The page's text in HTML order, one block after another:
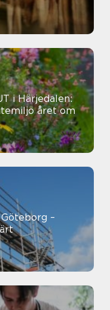
i Härjedalen:
året om
–